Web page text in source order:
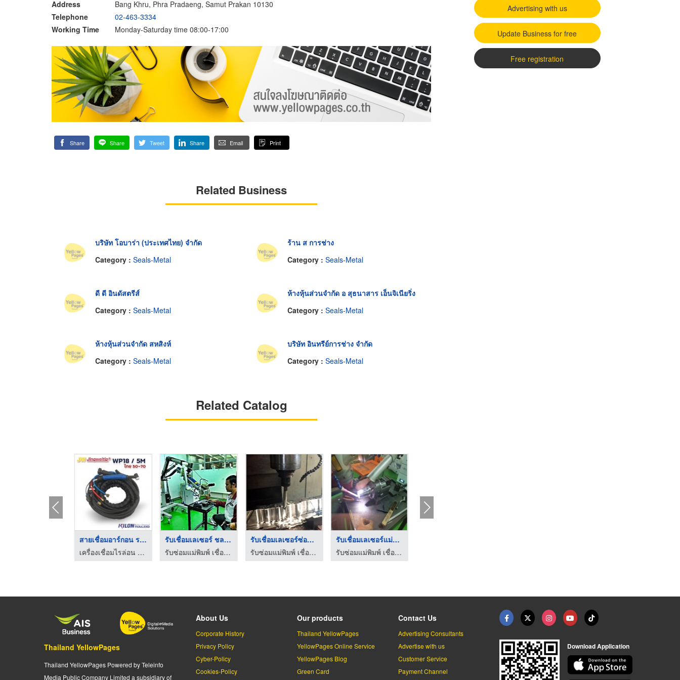
Address
Bang Khru, Phra Pradaeng, Samut Prakan 10130
Telephone
02-463-3334
Working Time
Monday-Saturday time 08:00-17:00
Share Share Tweet Share Email Print
Related Business
บริษัท โอบาร่า (ประเทศไทย) จำกัด
Category : Seals-Metal
ร้าน ส การช่าง
Category : Seals-Metal
ดี ดี อินดัสตรีส์
Category : Seals-Metal
ห้างหุ้นส่วนจำกัด อ สุธนาสาร เอ็นจิเนียริ่ง
Category : Seals-Metal
ห้างหุ้นส่วนจำกัด สหสิงห์
Category : Seals-Metal
บริษัท อินทรีย์การช่าง จำกัด
Category : Seals-Metal
Related Catalog
สายเชื่อมอาร์กอน ราค ...
เครื่องเชื่อมไรล่อน วรชาติกรุ๊ป
รับเชื่อมเลเซอร์ ชลบ ...
รับซ่อมแม่พิมพ์ เชื่อมเลเซอร์ ชลบุรี - ซาวา โมลด์
รับเชื่อมเลเซอร์ซ่อม ...
รับซ่อมแม่พิมพ์ เชื่อมเลเซอร์ ชลบุรี - ซาวา โมลด์
รับเชื่อมเลเซอร์แม่พ ...
รับซ่อมแม่พิมพ์ เชื่อมเลเซอร์ ชลบุรี - ซาวา โมลด์
Advertising with us
Update Business for free
Free registration
Thailand YellowPages
Thailand YellowPages Powered by Teleinfo
Media Public Company Limited a subsidiary of
About Us
Corporate History
Privacy Policy
Cyber-Policy
Cookies-Policy
Our products
Thailand YellowPages
YellowPages Online Service
YellowPages Blog
Green Card
Contact Us
Advertising Consultants
Advertise with us
Customer Service
Payment Channel
Download Application